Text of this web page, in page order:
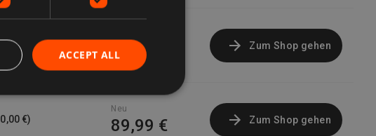
6,00 € 89,99 € Zum Shop gehen
0,00 €)
Neu
89,99 € Zum Shop gehen
ACCEPT ALL